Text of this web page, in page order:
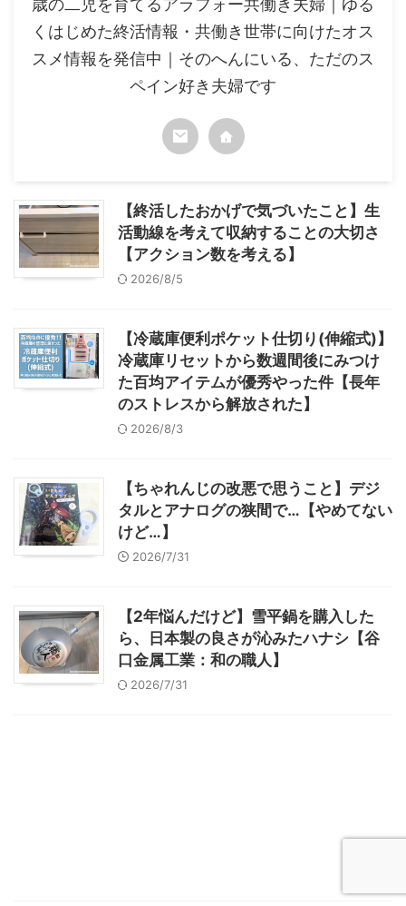
くはじめた終活情報・共働き世帯に向けたオス
スメ情報を発信中｜そのへんにいる、ただのス
ペイン好き夫婦です
【終活したおかげで気づいたこと】生
活動線を考えて収納することの大切さ
【アクション数を考える】
2026/8/5
【冷蔵庫便利ポケット仕切り(伸縮式)】
冷蔵庫リセットから数週間後にみつけ
た百均アイテムが優秀やった件【長年
のストレスから解放された】
2026/8/3
【ちゃれんじの改悪で思うこと】デジ
タルとアナログの狭間で…【やめてない
けど…】
2026/7/31
【2年悩んだけど】雪平鍋を購入した
ら、日本製の良さが沁みたハナシ【谷
口金属工業：和の職人】
2026/7/31